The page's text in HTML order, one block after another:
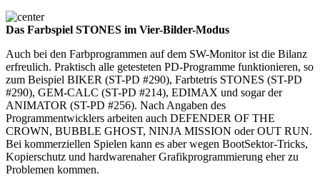
Das Farbspiel STONES im Vier-Bilder-Modus
Auch bei den Farbprogrammen auf dem SW-Monitor ist die Bilanz
erfreulich. Praktisch alle getesteten PD-Programme funktionieren, so
zum Beispiel BIKER (ST-PD #290), Farbtetris STONES (ST-PD
#290), GEM-CALC (ST-PD #214), EDIMAX und sogar der
ANIMATOR (ST-PD #256). Nach Angaben des
Programmentwicklers arbeiten auch DEFENDER OF THE
CROWN, BUBBLE GHOST, NINJA MISSION oder OUT RUN.
Bei kommerziellen Spielen kann es aber wegen BootSektor-Tricks,
Kopierschutz und hardwarenaher Grafikprogrammierung eher zu
Problemen kommen.